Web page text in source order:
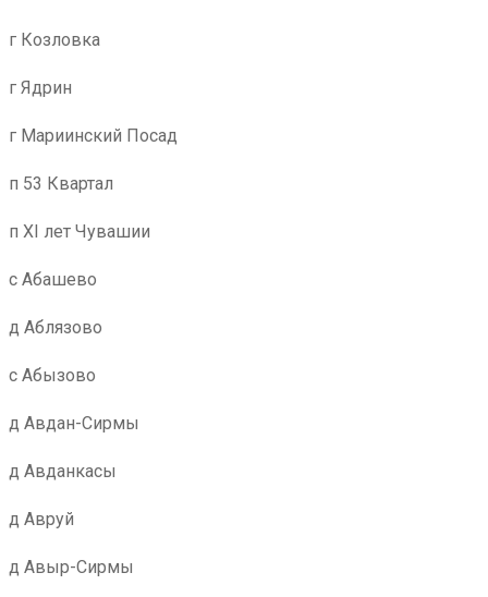
г Козловка
г Ядрин
г Мариинский Посад
п 53 Квартал
п XI лет Чувашии
с Абашево
д Аблязово
с Абызово
д Авдан-Сирмы
д Авданкасы
д Авруй
д Авыр-Сирмы